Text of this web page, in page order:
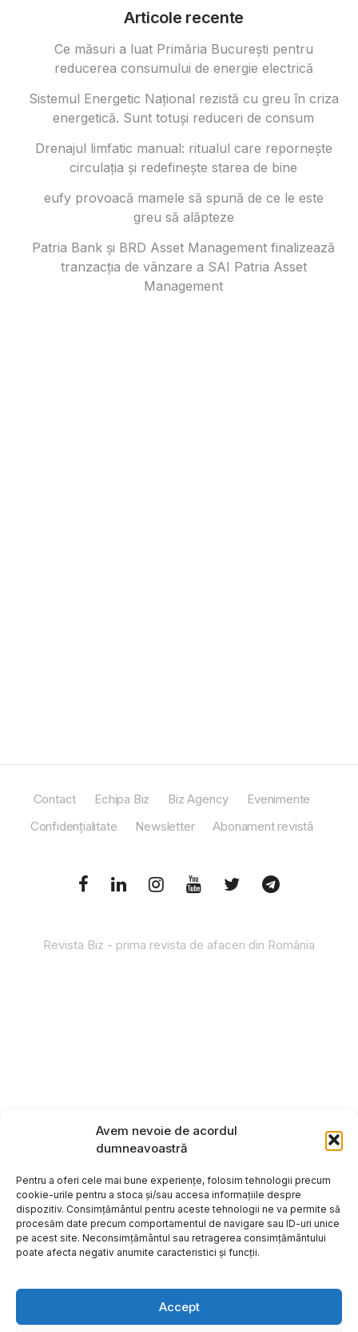
Avem nevoie de acordul
dumneavoastră
Pentru a oferi cele mai bune experiențe, folosim tehnologii precum
cookie-urile pentru a stoca și/sau accesa informațiile despre
dispozitiv. Consimțământul pentru aceste tehnologii ne va permite să
procesăm date precum comportamentul de navigare sau ID-uri unice
pe acest site. Neconsimțământul sau retragerea consimțământului
poate afecta negativ anumite caracteristici și funcții.
Accept
Articole recente
Ce măsuri a luat Primăria București pentru
reducerea consumului de energie electrică
Sistemul Energetic Național rezistă cu greu în criza
energetică. Sunt totuși reduceri de consum
Drenajul limfatic manual: ritualul care repornește
circulația și redefinește starea de bine
eufy provoacă mamele să spună de ce le este
greu să alăpteze
Patria Bank și BRD Asset Management finalizează
tranzacția de vânzare a SAI Patria Asset
Management
Contact Echipa Biz Biz Agency
Evenimente
Confidențialitate
Newsletter Abonament revistă
Revista Biz - prima revista de afaceri din România